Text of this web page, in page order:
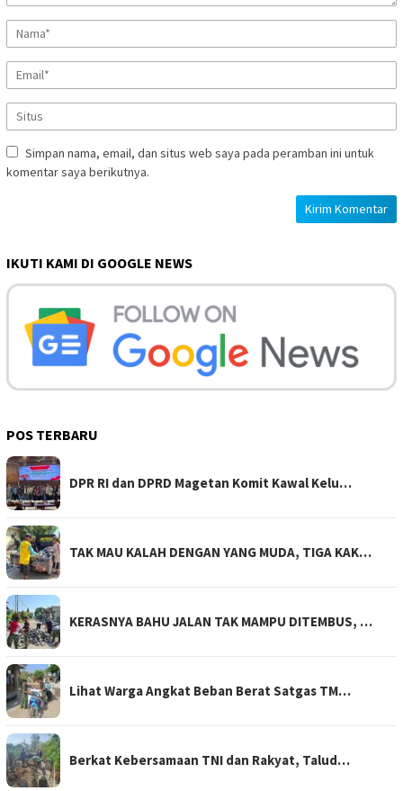
Simpan nama, email, dan situs web saya pada peramban ini untuk
komentar saya berikutnya.
IKUTI KAMI DI GOOGLE NEWS
POS TERBARU
DPR RI dan DPRD Magetan Komit Kawal Kelu…
TAK MAU KALAH DENGAN YANG MUDA, TIGA KAK…
KERASNYA BAHU JALAN TAK MAMPU DITEMBUS, …
Lihat Warga Angkat Beban Berat Satgas TM…
Berkat Kebersamaan TNI dan Rakyat, Talud…